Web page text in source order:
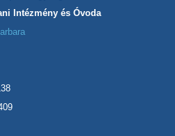
Intézmény és Óvoda